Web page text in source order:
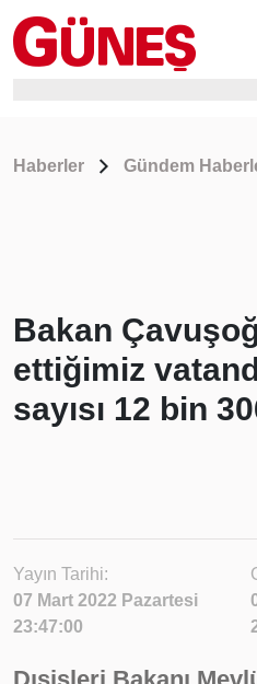
Haberler Gündem
Bakan
ettiğimiz
sayısı 12 bin
Yayın Tarihi:
07 Mart 2022 Pazartesi
23:47:00